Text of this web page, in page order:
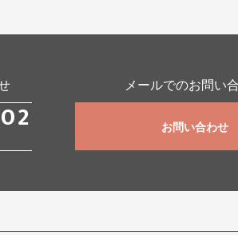
メールでのお問い
お問い合わせ